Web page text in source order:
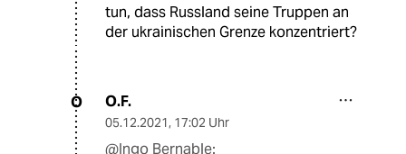
tun, dass Russland seine Truppen an
der ukrainischen Grenze konzentriert?
O O.F.
05.12.2021, 17:02 Uhr
@Ingo Bernable: